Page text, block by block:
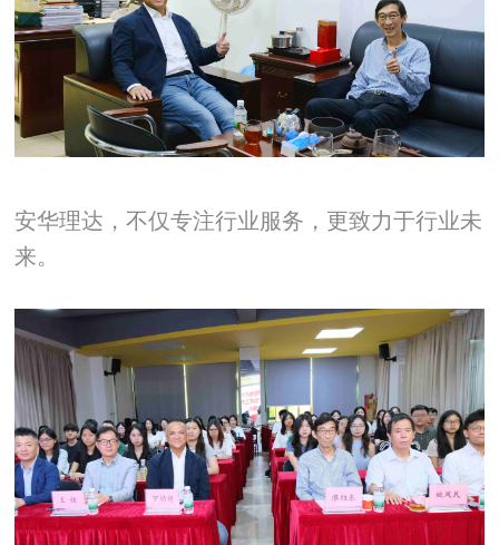
安华理达，不仅专注行业服务，更致力于行业未
来。